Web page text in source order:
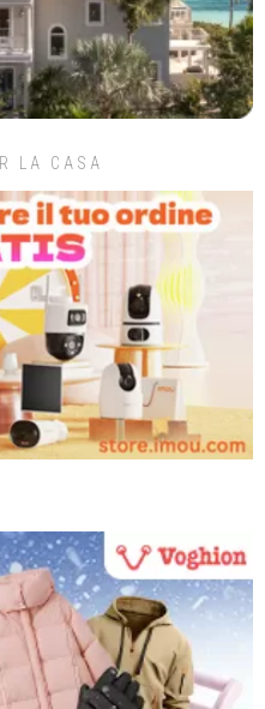
LA CASA